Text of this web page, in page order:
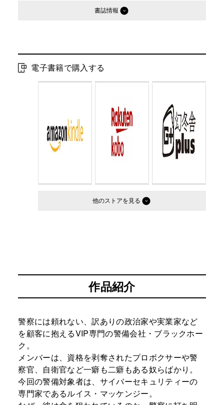
書誌情報
電子書籍で購入する
他のストア
作品紹介
警察には頼れない、訳ありの政治家や実業家など
を顧客に抱えるVIP専門の警備会社・ブラックホー
ク。
メンバーは、資格を剥奪されたプロボクサーや警
察官、自衛官など一癖も二癖もある奴らばかり。
今回の警備対象者は、サイバーセキュリティーの
専門家であるルイス・マッケンジー。